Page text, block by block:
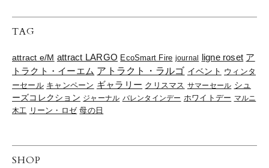
TAG
attract e/M attract LARGO EcoSmart Fire journal ligne roset ア
トラクト・イーエム アトラクト・ラルゴ イベント ウィンタ
ーセール キャンペーン ギャラリー クリスマス サマーセール シュ
ーズコレクション ジャーナル バレンタインデー ホワイトデー マルニ
木工 リーン・ロゼ 母の日
SHOP